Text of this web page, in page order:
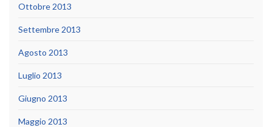
Ottobre 2013
Settembre 2013
Agosto 2013
Luglio 2013
Giugno 2013
Maggio 2013